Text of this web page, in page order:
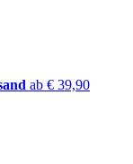
ab € 39,90